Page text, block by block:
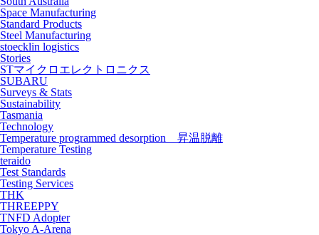
Space Manufacturing
Standard Products
Steel Manufacturing
stoecklin logistics
Stories
STマイクロエレクトロニクス
SUBARU
Surveys & Stats
Sustainability
Tasmania
Technology
Temperature programmed desorption 昇温脱離
Temperature Testing
teraido
Test Standards
Testing Services
THK
THREEPPY
TNFD Adopter
Tokyo A-Arena